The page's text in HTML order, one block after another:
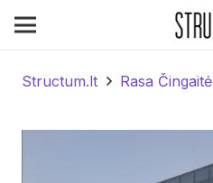
Structum.lt Rasa Čingaitė